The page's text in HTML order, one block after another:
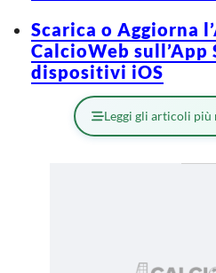
Scarica o Aggiorna
CalcioWeb sull’App
dispositivi iOS
Leggi gli articoli più